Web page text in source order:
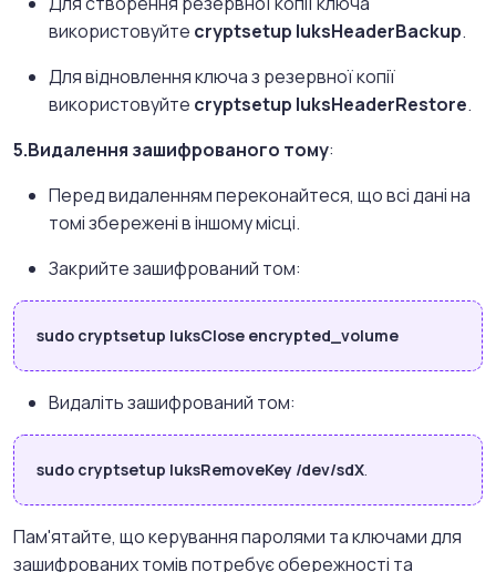
використовуйте cryptsetup luksHeaderBackup.
Для відновлення ключа з резервної копії
використовуйте cryptsetup luksHeaderRestore.
5.Видалення зашифрованого тому:
Перед видаленням переконайтеся, що всі дані на
томі збережені в іншому місці.
Закрийте зашифрований том:
sudo cryptsetup luksClose encrypted_volume
Видаліть зашифрований том:
sudo cryptsetup luksRemoveKey /dev/sdX.
Пам'ятайте, що керування паролями та ключами для
зашифрованих томів потребує обережності та